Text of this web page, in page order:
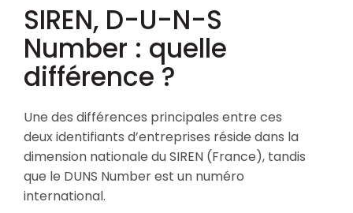
SIREN, D-U-N-S
Number : quelle
différence ?
Une des différences principales entre ces
deux identifiants d’entreprises réside dans la
dimension nationale du SIREN (France), tandis
que le DUNS Number est un numéro
international.